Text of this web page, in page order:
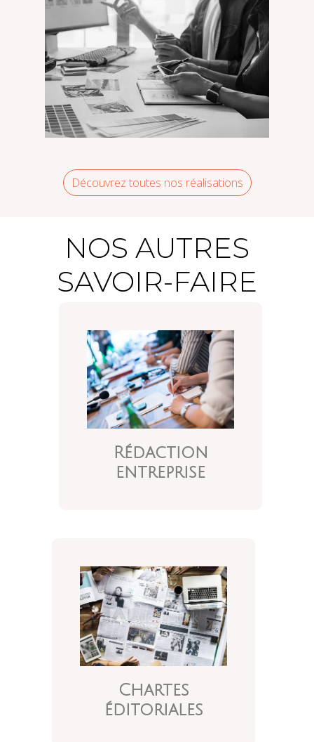
MGC – MGC Mag n°36
d’infographies
Découvrez toutes nos réalisations
NOS AUTRES
SAVOIR-FAIRE
Rédaction
entreprise
Chartes
éditoriales